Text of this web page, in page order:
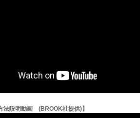
法説明動画 (BROOK社提供)】